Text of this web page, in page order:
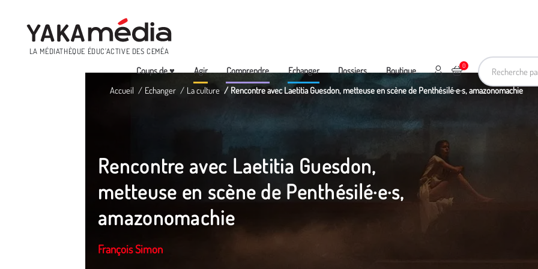
LA MÉDIATHÈQUE ÉDUC’ACTIVE DES CEMÉA
Recherche
Menu
Coups de ♥ Agir Comprendre Echanger Dossiers Boutique 0
Ajouter au panier
Mon compte
Accueil Echanger La culture Rencontre avec Laetitia Guesdon, metteuse en scène de Penthésilé·e·s, amazonomachie
Rencontre avec Laetitia Guesdon,
metteuse en scène de Penthésilé·e·s,
amazonomachie
François Simon